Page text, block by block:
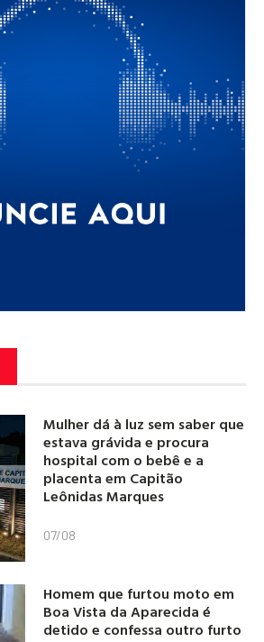
Mulher dá à luz sem saber que
estava grávida e procura
hospital com o bebê e a
placenta em Capitão
Leônidas Marques
07/08
Homem que furtou moto em
Boa Vista da Aparecida é
detido e confessa outro furto